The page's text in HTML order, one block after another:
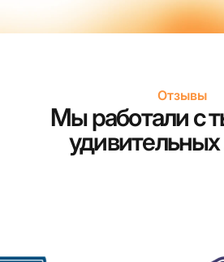
Отзывы
Мы работали с